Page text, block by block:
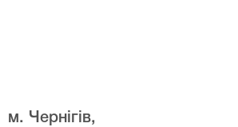
м. Чернігів,